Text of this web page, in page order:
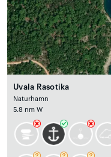
Uvala Rasotika
Naturhamn
5.8 nm W